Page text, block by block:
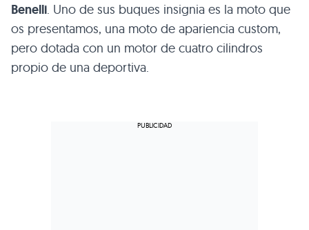
Benelli. Uno de sus buques insignia es la moto que
os presentamos, una moto de apariencia custom,
pero dotada con un motor de cuatro cilindros
propio de una deportiva.